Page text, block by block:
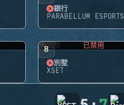
銀行
PARABELLUM ESPORTS
8 已禁用
別墅
XSET